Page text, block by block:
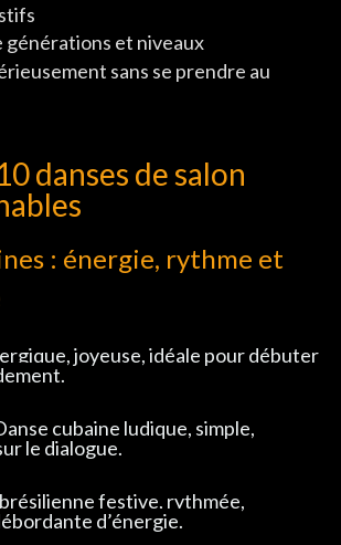
générations et niveaux
sans se prendre au
danses de salon
: énergie, rythme et
joyeuse, idéale pour débuter
cubaine ludique, simple,
le dialogue.
brésilienne festive, rythmée,
d’énergie.